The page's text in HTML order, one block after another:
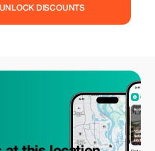
DISCOUNTS